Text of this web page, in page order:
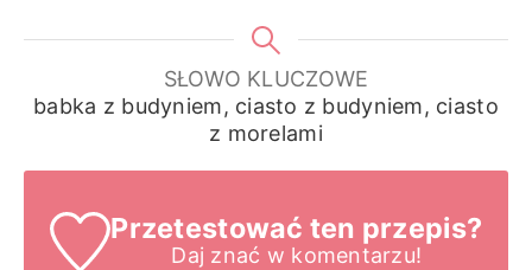
SŁOWO KLUCZOWE
babka z budyniem, ciasto z budyniem, ciasto
z morelami
Przetestować ten przepis?
Daj znać w komentarzu!